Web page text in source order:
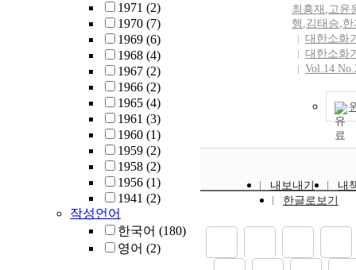
1971 (2)
1970 (7)
1969 (6)
1968 (4)
1967 (2)
1966 (2)
1965 (4)
1961 (3)
1960 (1)
1959 (2)
1958 (2)
1956 (1)
1941 (2)
작성언어
한국어 (180)
영어 (2)
최흥재 ,고윤
행 ,김태승,
대한소화
대한소화
Vol.14
내보내기
내
한글로보기